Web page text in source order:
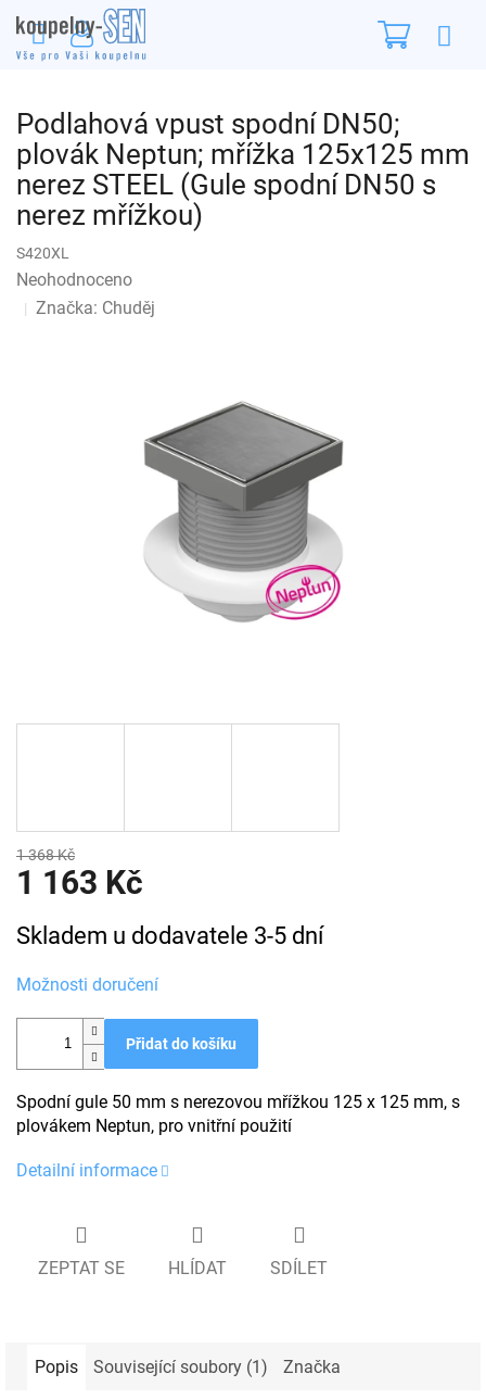
na
obsah
Podlahová vpust spodní DN50;
plovák Neptun; mřížka 125x125 mm
nerez STEEL (Gule spodní DN50 s
nerez mřížkou)
S420XL
Průměrné
hodnocení
Neohodnoceno
Značka: Chuděj
1 368 Kč
1 163 Kč
Měrná
cena:
Skladem u dodavatele 3-5 dní
Možnosti doručení
Přidat do košíku
Spodní gule 50 mm s nerezovou mřížkou 125 x 125 mm, s
plovákem Neptun, pro vnitřní použití
Detailní informace
ZEPTAT SE HLÍDAT SDÍLET
Popis Související soubory (1) Značka